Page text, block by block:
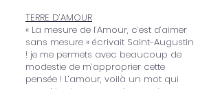
TERRE D’AMOUR
« La mesure de l’Amour, c’est d’aimer
sans mesure » écrivait Saint-Augustin
! je me permets avec beaucoup de
modestie de m’approprier cette
pensée ! L’amour, voilà un mot qui